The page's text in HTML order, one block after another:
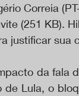
Correia
(251 KB).
justificar sua
da fala
Lula, o